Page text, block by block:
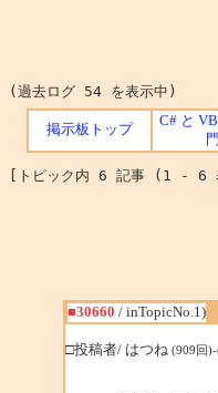
(過去ログ 54 を表示中)
掲示板トップ
C# と
門
[トピック内 6 記事 (1 -
■30660 / inTopicNo.1)
□投稿者/ はつね (909回)-